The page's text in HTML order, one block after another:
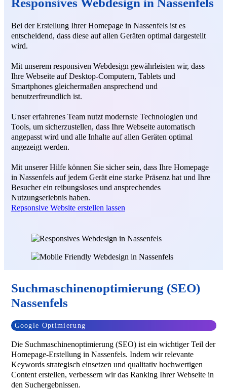
Responsives Webdesign in Nassenfels
Bei der Erstellung Ihrer Homepage in Nassenfels ist es
entscheidend, dass diese auf allen Geräten optimal dargestellt
wird.
Mit unserem responsiven Webdesign gewährleisten wir, dass
Ihre Webseite auf Desktop-Computern, Tablets und
Smartphones gleichermaßen ansprechend und
benutzerfreundlich ist.
Unser erfahrenes Team nutzt modernste Technologien und
Tools, um sicherzustellen, dass Ihre Webseite automatisch
angepasst wird und alle Inhalte auf allen Geräten optimal
angezeigt werden.
Mit unserer Hilfe können Sie sicher sein, dass Ihre Homepage
in Nassenfels auf jedem Gerät eine starke Präsenz hat und Ihre
Besucher ein reibungsloses und ansprechendes
Nutzungserlebnis haben.
Repsonsive Website erstellen lassen
Suchmaschinenoptimierung (SEO)
Nassenfels
Google Optimierung
Die Suchmaschinenoptimierung (SEO) ist ein wichtiger Teil der
Homepage-Erstellung in Nassenfels. Indem wir relevante
Keywords strategisch einsetzen und qualitativ hochwertigen
Content erstellen, verbessern wir das Ranking Ihrer Webseite in
den Suchergebnissen.